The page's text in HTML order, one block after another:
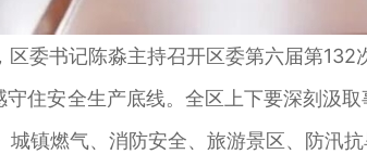
委书记陈淼主持召开区委第六届第132
安全生产底线。全区上下要深刻汲
镇燃气、消防安全、旅游景区、防汛